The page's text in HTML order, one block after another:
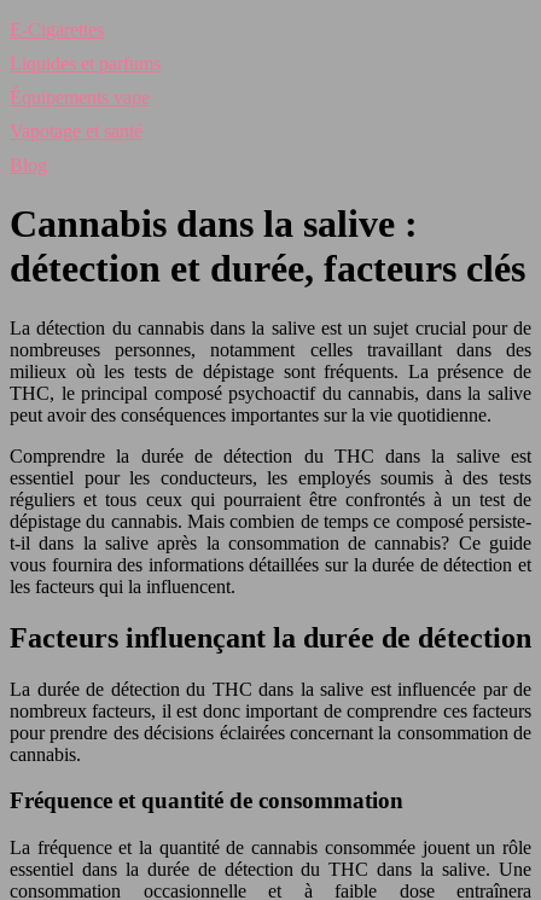
E-Cigarettes
Liquides et parfums
Équipements vape
Vapotage et santé
Blog
Cannabis dans la salive :
détection et durée, facteurs clés
La détection du cannabis dans la salive est un sujet crucial pour de
nombreuses personnes, notamment celles travaillant dans des
milieux où les tests de dépistage sont fréquents. La présence de
THC, le principal composé psychoactif du cannabis, dans la salive
peut avoir des conséquences importantes sur la vie quotidienne.
Comprendre la durée de détection du THC dans la salive est
essentiel pour les conducteurs, les employés soumis à des tests
réguliers et tous ceux qui pourraient être confrontés à un test de
dépistage du cannabis. Mais combien de temps ce composé persiste-
t-il dans la salive après la consommation de cannabis? Ce guide
vous fournira des informations détaillées sur la durée de détection et
les facteurs qui la influencent.
Facteurs influençant la durée de détection
La durée de détection du THC dans la salive est influencée par de
nombreux facteurs, il est donc important de comprendre ces facteurs
pour prendre des décisions éclairées concernant la consommation de
cannabis.
Fréquence et quantité de consommation
La fréquence et la quantité de cannabis consommée jouent un rôle
essentiel dans la durée de détection du THC dans la salive. Une
consommation occasionnelle et à faible dose entraînera